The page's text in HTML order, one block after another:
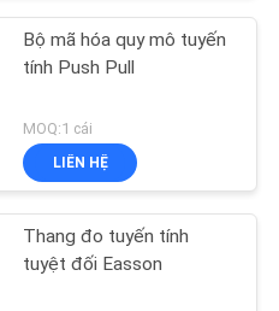
Bộ mã hóa quy mô tuyến
tính Push Pull
MOQ:1 cái
LIÊN HỆ
Thang đo tuyến tính
tuyệt đối Easson